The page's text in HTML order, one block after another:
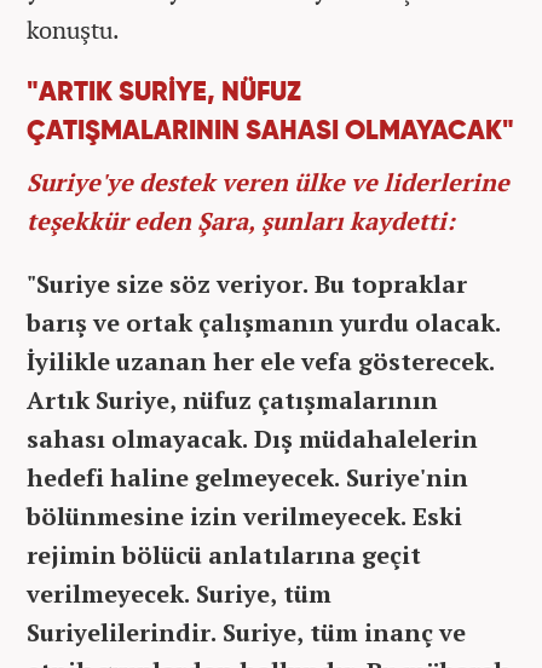
konuştu.
"ARTIK SURİYE, NÜFUZ
ÇATIŞMALARININ SAHASI OLMAYACAK"
Suriye'ye destek veren ülke ve liderlerine
teşekkür eden Şara, şunları kaydetti:
"Suriye size söz veriyor. Bu topraklar
barış ve ortak çalışmanın yurdu olacak.
İyilikle uzanan her ele vefa gösterecek.
Artık Suriye, nüfuz çatışmalarının
sahası olmayacak. Dış müdahalelerin
hedefi haline gelmeyecek. Suriye'nin
bölünmesine izin verilmeyecek. Eski
rejimin bölücü anlatılarına geçit
verilmeyecek. Suriye, tüm
Suriyelilerindir. Suriye, tüm inanç ve